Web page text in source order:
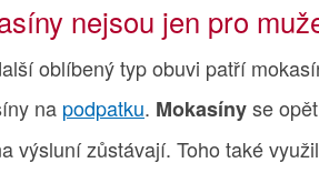
nejsou jen pro
oblíbený typ obuvi patří
na podpatku. Mokasínyse
výsluní zůstávají. Toho také